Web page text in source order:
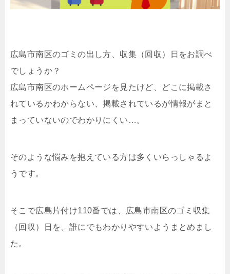
広島市南区のゴミの出し方、収集（回収）日をお調べ
でしょうか？
広島市南区のホームページを見たけど、どこに掲載さ
れているかわからない、掲載されているが情報がまと
まっていないのでわかりにくい…。
そのような悩みを抱えている方は多くいらっしゃるよ
うです。
そこで広島片付け110番では、広島市南区のゴミ収集
（回収）日を、誰にでもわかりやすいようまとめまし
た。